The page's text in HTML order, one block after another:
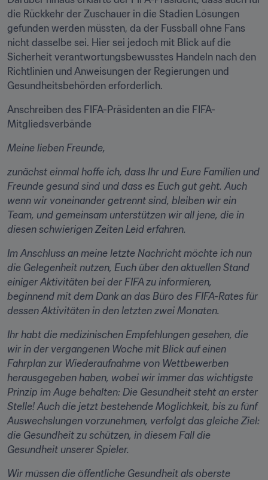
die Rückkehr der Zuschauer in die Stadien Lösungen
gefunden werden müssten, da der Fussball ohne Fans
nicht dasselbe sei. Hier sei jedoch mit Blick auf die
Sicherheit verantwortungsbewusstes Handeln nach den
Richtlinien und Anweisungen der Regierungen und
Gesundheitsbehörden erforderlich.
Anschreiben des FIFA-Präsidenten an die FIFA-
Mitgliedsverbände
Meine lieben Freunde,
zunächst einmal hoffe ich, dass Ihr und Eure Familien und
Freunde gesund sind und dass es Euch gut geht. Auch
wenn wir voneinander getrennt sind, bleiben wir ein
Team, und gemeinsam unterstützen wir all jene, die in
diesen schwierigen Zeiten Leid erfahren.
Im Anschluss an meine letzte Nachricht möchte ich nun
die Gelegenheit nutzen, Euch über den aktuellen Stand
einiger Aktivitäten bei der FIFA zu informieren,
beginnend mit dem Dank an das Büro des FIFA-Rates für
dessen Aktivitäten in den letzten zwei Monaten.
Ihr habt die medizinischen Empfehlungen gesehen, die
wir in der vergangenen Woche mit Blick auf einen
Fahrplan zur Wiederaufnahme von Wettbewerben
herausgegeben haben, wobei wir immer das wichtigste
Prinzip im Auge behalten: Die Gesundheit steht an erster
Stelle! Auch die jetzt bestehende Möglichkeit, bis zu fünf
Auswechslungen vorzunehmen, verfolgt das gleiche Ziel:
die Gesundheit zu schützen, in diesem Fall die
Gesundheit unserer Spieler.
Wir müssen die öffentliche Gesundheit als oberste